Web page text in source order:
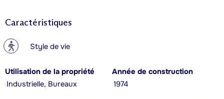
Caractéristiques
? Style de vie
Utilisation de la propriété
Industrielle, Bureaux
Année de construction
1974